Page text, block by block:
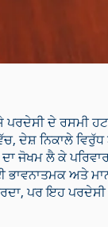
ਦੇ ਰਸਮੀ
ਦੇਸ਼ ਨਿਕਾਲੇ
ਜੋਖਮ ਲੈ ਕੇ
ਅਤੇ
ਪਰ ਇਹ